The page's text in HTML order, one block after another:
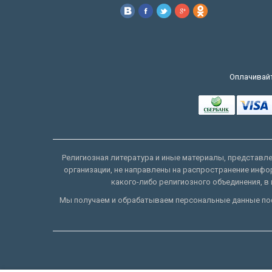
Религиозная литература и иные материалы,
организации, не направлены на распространение
какого-либо религиозного объединения,
Мы получаем и обрабатываем персональные данные